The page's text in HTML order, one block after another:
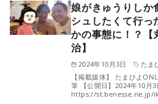
娘がきゅうりしか
シュしたくて行っ
かの事態に！？【
治】
2024年10月3日
たま
【掲載媒体】 たまひよ
筆 【公開日】2024年10月3
https://st.benesse.ne.jp/